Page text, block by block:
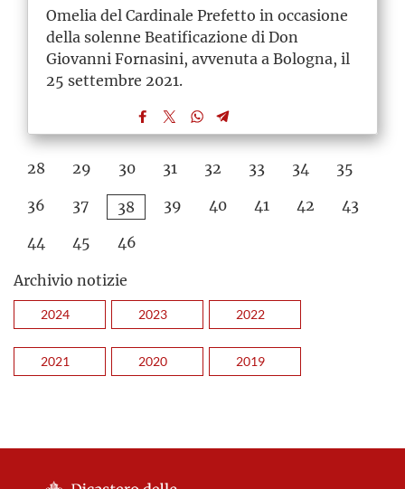
Omelia del Cardinale Prefetto in occasione
della solenne Beatificazione di Don
Giovanni Fornasini, avvenuta a Bologna, il
25 settembre 2021.
28 29 30 31 32 33 34
35
36
37 38 39 40 41 42
43
44
45
46
Archivio notizie
2024 2023 2022
2021 2020 2019